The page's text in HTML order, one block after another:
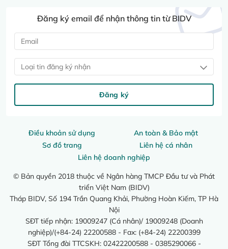
Điều khoản sử dụng
An toàn & Bảo mật
Sơ đồ trang
Liên hệ cá nhân
Liên hệ doanh nghiệp
© Bản quyền 2018 thuộc về Ngân hàng TMCP Đầu tư và Phát
triển Việt Nam (BIDV)
Tháp BIDV, Số 194 Trần Quang Khải, Phường Hoàn Kiếm, TP Hà
Nội
SĐT tiếp nhận: 19009247 (Cá nhân)/ 19009248 (Doanh
nghiệp)/(+84-24) 22200588 - Fax: (+84-24) 22200399
SĐT Tổng đài TTCSKH: 02422200588 - 0385290066 -
Đăng ký email để nhận thông tin từ BIDV
Loại tin đăng ký nhận
Đăng ký